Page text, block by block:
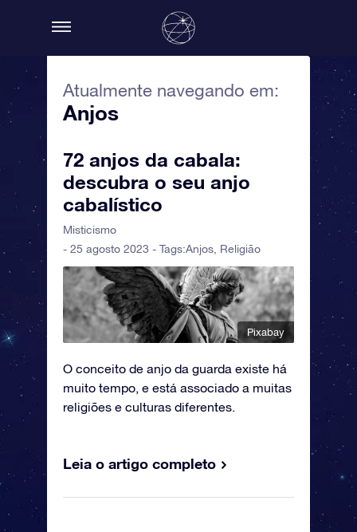
Atualmente navegando em:
Anjos
72 anjos da cabala:
descubra o seu anjo
cabalístico
Misticismo
- 25 agosto 2023 - Tags:Anjos Religião
Pixabay
O conceito de anjo da guarda existe há
muito tempo, e está associado a muitas
religiões e culturas diferentes.
Leia o artigo completo